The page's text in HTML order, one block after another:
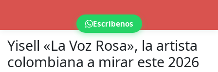
Escribenos
Yisell «La Voz Rosa», la artista
colombiana a mirar este 2026